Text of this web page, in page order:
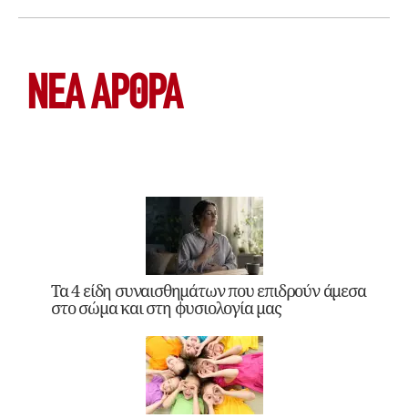
ΝΕΑ ΆΡΘΡΑ
Τα 4 είδη συναισθημάτων που επιδρούν άμεσα
στο σώμα και στη φυσιολογία μας